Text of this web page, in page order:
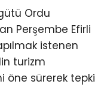
Ordu
Perşembe Efirli
istenen
turizm
öne sürerek tepki